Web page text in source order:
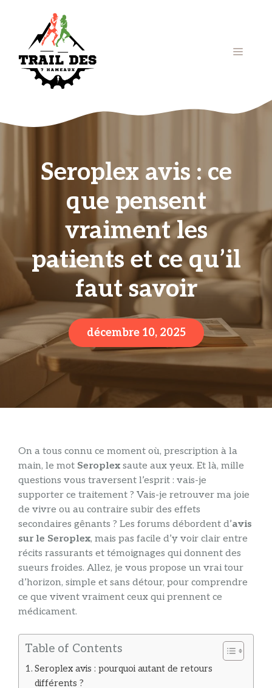
contenu
Menu
Seroplex avis : ce
que pensent
vraiment les
patients et ce qu’il
faut savoir
décembre 10, 2025
On a tous connu ce moment où, prescription à la
main, le mot Seroplex saute aux yeux. Et là, mille
questions vous traversent l’esprit : vais-je
supporter ce traitement ? Vais-je retrouver ma joie
de vivre ou au contraire subir des effets
secondaires gênants ? Les forums débordent d’avis
sur le Seroplex, mais pas facile d’y voir clair entre
récits rassurants et témoignages qui donnent des
sueurs froides. Allez, je vous propose un vrai tour
d’horizon, simple et sans détour, pour comprendre
ce que vivent vraiment ceux qui prennent ce
médicament.
Table of Contents
Seroplex avis : pourquoi autant de retours
différents ?